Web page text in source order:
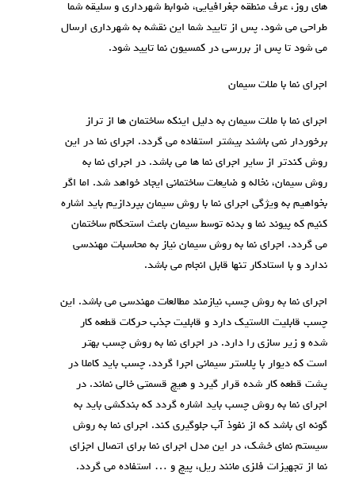
های روز، عرف منطقه جغرافیایی، ضوابط شهرداری و سلیقه شما
طراحی می شود. پس از تایید شما این نقشه به شهرداری ارسال
می شود تا پس از بررسی در کمسیون نما تایید شود.
اجرای نما با ملات سیمان
اجرای نما با ملات سیمان به دلیل اینکه ساختمان ها از تراز
برخوردار نمی باشند بیشتر استفاده می گردد. اجرای نما در این
روش کندتر از سایر اجرای نما ها می باشد. در اجرای نما به
روش سیمان، نخاله و ضایعات ساختمانی ایجاد خواهد شد. اما اگر
بخواهیم به ویژگی اجرای نما با روش سیمان بپردازیم باید اشاره
کنیم که پیوند نما و بدنه توسط سیمان باعث استحکام ساختمان
می گردد. اجرای نما به روش سیمان نیاز به محاسبات مهندسی
ندارد و با استادکار تنها قابل انجام می باشد.
اجرای نما به روش چسب نیازمند مطالعات مهندسی می باشد. این
چسب قابلیت الاستیک دارد و قابلیت جذب حرکات قطعه کار
شده و زیر سازی را دارد. در اجرای نما به روش چسب بهتر
است که دیوار با پلاستر سیمانی اجرا گردد. چسب باید کاملا در
پشت قطعه کار شده قرار گیرد و هیچ قسمتی خالی نماند. در
اجرای نما به روش چسب باید اشاره گردد که بندکشی باید به
گونه ای باشد که از نفوذ آب جلوگیری کند. اجرای نما به روش
سیستم نمای خشک، در این مدل اجرای نما برای اتصال اجزای
نما از تجهیزات فلزی مانند ریل، پیچ و … استفاده می گردد.